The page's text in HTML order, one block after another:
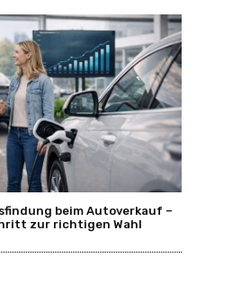
beim Autoverkauf –
zur richtigen Wahl